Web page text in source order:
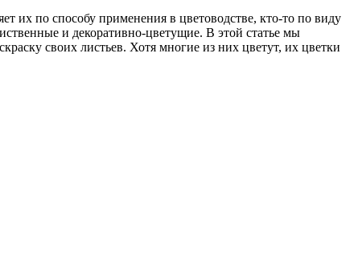
их по способу применения в цветоводстве, кто-то по виду
и декоративно-цветущие. В этой статье мы
своих листьев. Хотя многие из них цветут, их цветки